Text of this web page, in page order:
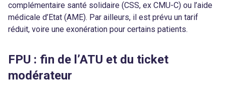
complémentaire santé solidaire (CSS, ex CMU-C) ou l’aide
médicale d’Etat (AME). Par ailleurs, il est prévu un tarif
réduit, voire une exonération pour certains patients.
FPU : fin de l’ATU et du ticket
modérateur